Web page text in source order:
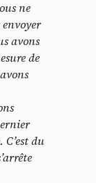
ne
avons
de
du